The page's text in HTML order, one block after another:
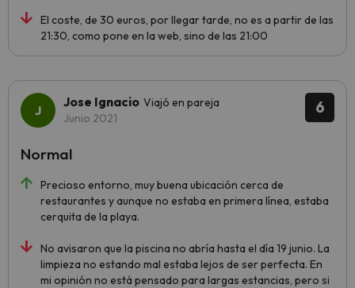
El coste, de 30 euros, por llegar tarde, no es a partir de las
21:30, como pone en la web, sino de las 21:00
6
Jose Ignacio Viajó en pareja
Junio 2021
Precioso entorno, muy buena ubicación cerca de
restaurantes y aunque no estaba en primera línea, estaba
cerquita de la playa.
No avisaron que la piscina no abría hasta el día 19 junio. La
limpieza no estando mal estaba lejos de ser perfecta. En
mi opinión no está pensado para largas estancias, pero si
Normal